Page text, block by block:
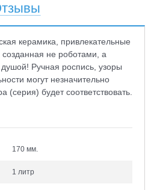
керамика, привлекательные
не роботами, а
Ручная роспись, узоры
могут незначительно
(серия) будет соответствовать.
170 мм.
1 литр